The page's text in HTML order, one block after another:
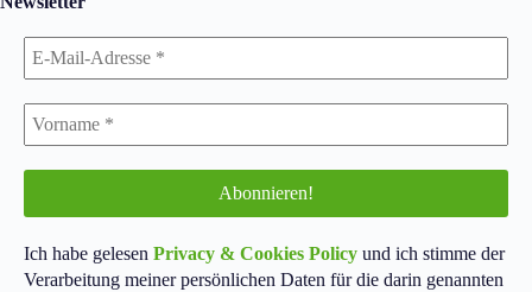
Ich habe gelesen Privacy & Cookies Policy und ich stimme der
Verarbeitung meiner persönlichen Daten für die darin genannten